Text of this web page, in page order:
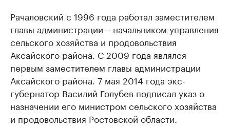
Рачаловский с 1996 года работал заместителем
главы администрации – начальником управления
сельского хозяйства и продовольствия
Аксайского района. С 2009 года являлся
первым заместителем главы администрации
Аксайского района. 7 мая 2014 года экс-
губернатор Василий Голубев подписал указ о
назначении его министром сельского хозяйства
и продовольствия Ростовской области.